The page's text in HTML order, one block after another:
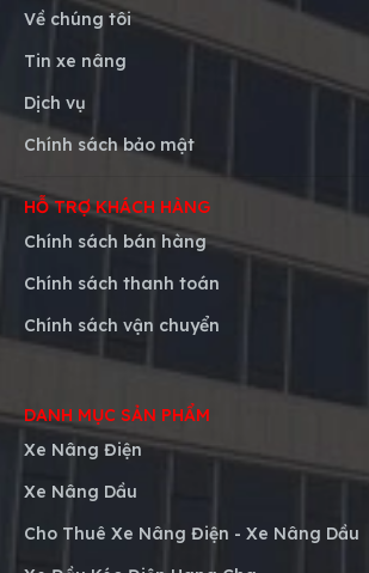
Về chúng tôi
Tin xe nâng
Dịch vụ
Chính sách bảo mật
HỖ TRỢ KHÁCH HÀNG
Chính sách bán hàng
Chính sách thanh toán
Chính sách vận chuyển
DANH MỤC SẢN PHẨM
Xe Nâng Điện
Xe Nâng Dầu
Cho Thuê Xe Nâng Điện - Xe Nâng Dầu